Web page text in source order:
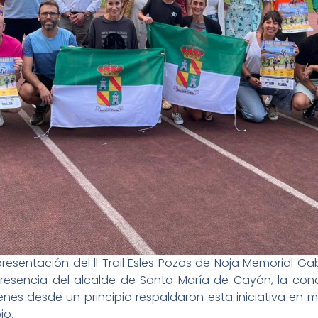
del ll Trail Esles Pozos de Noja Memorial
del alcalde de Santa María de Cayón, la
desde un principio respaldaron esta iniciativa en